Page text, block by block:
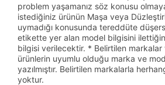
problem yaşamanız söz konusu
istediğiniz ürünün Maşa veya
uymadığı konusunda tereddüte
etikette yer alan model bilgisini
bilgisi verilecektir. * Belirtilen markalar
ürünlerin uyumlu olduğu marka ve
yazılmıştır. Belirtilen markalarla
yoktur.